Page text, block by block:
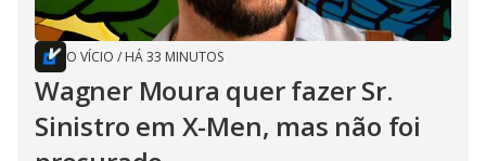
O VÍCIO / HÁ 33 MINUTOS
Wagner Moura quer fazer Sr.
Sinistro em X-Men, mas não foi